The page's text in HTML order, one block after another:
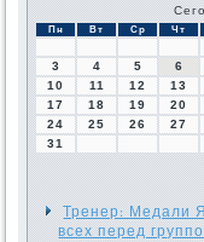
Пн Вт Ср Чт
3
4 5 6
10
11 12 13
17
18 19 20
24
25 26 27
31
Тренер: Медали
всех перед